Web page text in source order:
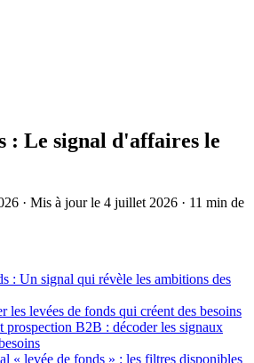
: Le signal d'affaires le
· Mis à jour le 4 juillet 2026 · 11 min de
: Un signal qui révèle les ambitions des
les levées de fonds qui créent des besoins
prospection B2B : décoder les signaux
« levée de fonds » : les filtres disponibles